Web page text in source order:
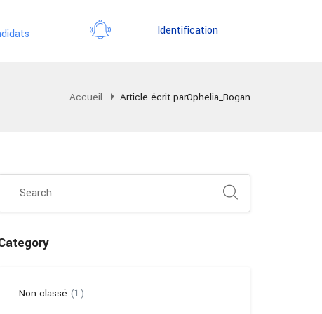
Identification
Accueil Article écrit parOphelia_Bogan
Non classé (1)